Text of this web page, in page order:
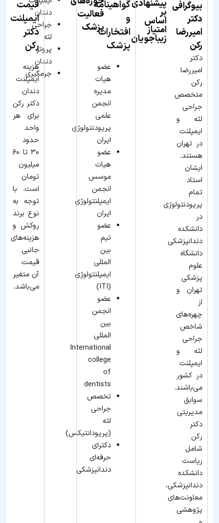
بیوگرافی
دکتر
امیررضا
رکن
دکتر
امیررضا
رکن
متخصص
جراحی
لثه و
ایمپلنت
در تهران
هستند.
ایشان
استاد
تمام
پریودنتولوژی
در
دانشکده
دندانپزشکی
دانشگاه
علوم
پزشکی
تهران و
از
چهره‌های
شاخص
جراحی
لثه و
ایمپلنت
در کشور
می‌باشند.
سوابق
مدیریتی
دکتر
رکن
شامل
ریاست
دانشکده
دندانپزشکی،
معاونت‌های
پژوهشی
پیشنهادی
بر
اساس
امتیاز
زیباجویان
گواهینامه
و
افتخارات
پزشک
عضو
هيات
مديره
انجمن
علمی
پريودنتولوژی
ايران
عضو
هيات
موسس
انجمن
ايمپلنتولوژی
ايران
عضو
تيم
بين
المللی
ايمپلنتولوژی
(ITI)
عضو
انجمن
بين
المللی
International
college
of
dentists
تخصص
جراحی
لثه
(پریودانتیکس)
دکترای
حرفه‌ای
دندانپزشکی
فعالیت
پزشک
دندان
جراحی
لثه
پروتز
دندان
جرمگیری
قیمت
ایمپلنت
دکتر
رکن
هزینه
ایمپلنت
دندان
دکتر رکن
برای هر
واحد
حدود
۳۰ تا ۶۰
میلیون
تومان
است. با
توجه به
نوع برند
روکش و
هزینه‌های
جانبی
قیمت
آن متغیر
می‌باشد.